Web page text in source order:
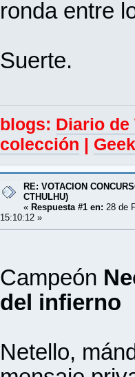
ronda entre
Suerte.
blogs: Diario
colección |
RE: VOTACION
CTHULHU)
« Respuesta #1 en: 28 de
15:10:12 »
Campeón
del infierno
Netello,